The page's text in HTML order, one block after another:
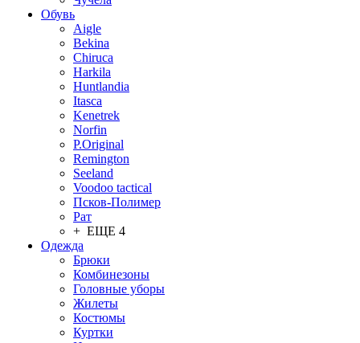
Обувь
Aigle
Bekina
Chiruсa
Harkila
Huntlandia
Itasca
Kenetrek
Norfin
P.Original
Remington
Seeland
Voodoo tactical
Псков-Полимер
Рат
+ ЕЩЕ 4
Одежда
Брюки
Комбинезоны
Головные уборы
Жилеты
Костюмы
Куртки